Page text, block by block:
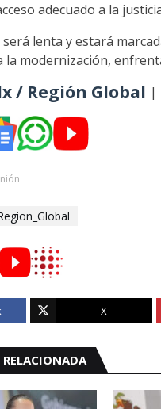
adecuado a la
lenta y estará
la modernización,
/ Región Global |
X